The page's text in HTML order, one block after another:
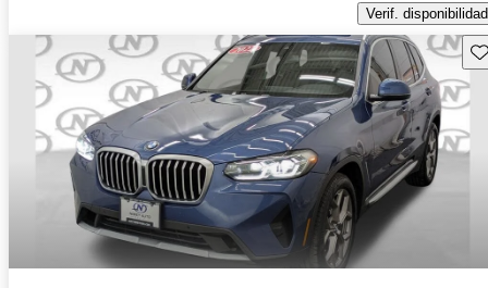
Verif. disponibilidad